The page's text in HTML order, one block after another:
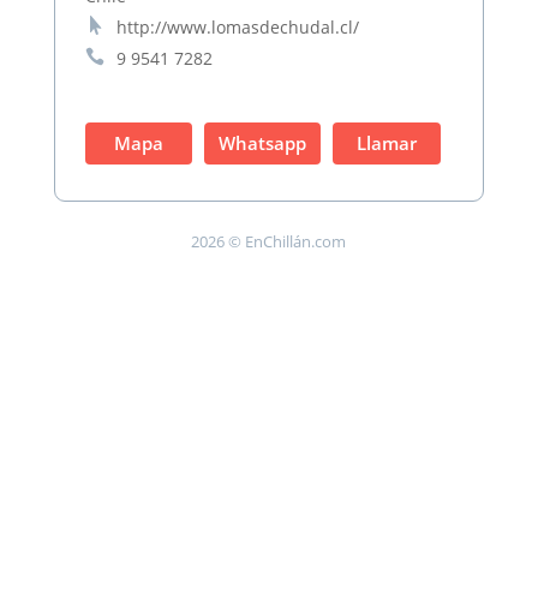
 http://www.lomasdechudal.cl/
 9 9541 7282
Mapa Whatsapp Llamar
2026 © EnChillán.com